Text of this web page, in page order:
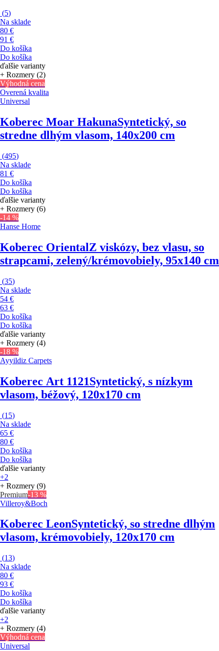
(5)
Na sklade
80 €
91 €
Do košíka
Do košíka
ďalšie varianty
+ Rozmery (2)
Výhodná cena
Overená kvalita
Universal
Koberec Moar HakunaSyntetický, so
stredne dlhým vlasom, 140x200 cm
(495)
Na sklade
81 €
Do košíka
Do košíka
ďalšie varianty
+ Rozmery (6)
-14 %
Hanse Home
Koberec OrientalZ viskózy, bez vlasu, so
strapcami, zelený/krémovobiely, 95x140 cm
(35)
Na sklade
54 €
63 €
Do košíka
Do košíka
ďalšie varianty
+ Rozmery (4)
-18 %
Ayyildiz Carpets
Koberec Art 1121Syntetický, s nízkym
vlasom, béžový, 120x170 cm
(15)
Na sklade
65 €
80 €
Do košíka
Do košíka
ďalšie varianty
+2
+ Rozmery (9)
Premium-13 %
Villeroy&Boch
Koberec LeonSyntetický, so stredne dlhým
vlasom, krémovobiely, 120x170 cm
(13)
Na sklade
80 €
93 €
Do košíka
Do košíka
ďalšie varianty
+2
+ Rozmery (4)
Výhodná cena
Universal